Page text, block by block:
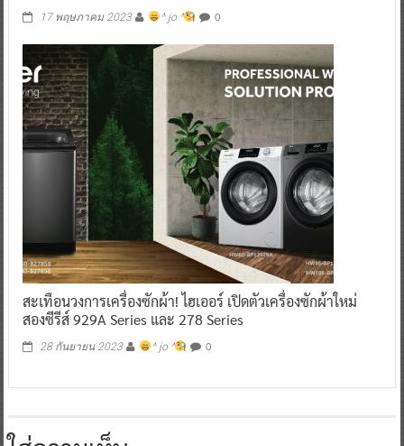
17 พฤษภาคม 2023 ^ jo ^ 0
สะเทือนวงการเครื่องซักผ้า! ไฮเออร์ เปิดตัวเครื่องซักผ้าใหม่
สองซีรีส์ 929A Series และ 278 Series
28 กันยายน 2023 ^ jo ^ 0